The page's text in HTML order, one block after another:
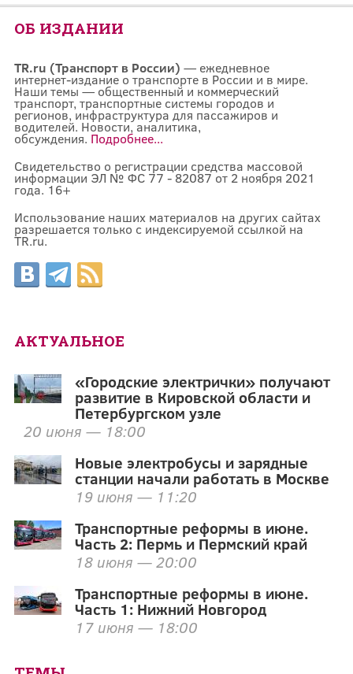
ОБ ИЗДАНИИ
TR.ru (Транспорт в России) — ежедневное
интернет-издание о транспорте в России и в мире.
Наши темы — общественный и коммерческий
транспорт, транспортные системы городов и
регионов, инфраструктура для пассажиров и
водителей. Новости, аналитика,
обсуждения. Подробнее...
Свидетельство о регистрации средства массовой
информации ЭЛ № ФС 77 - 82087 от 2 ноября 2021
года. 16+
Использование наших материалов на других сайтах
разрешается только с индексируемой ссылкой на
TR.ru.
АКТУАЛЬНОЕ
«Городские электрички» получают
развитие в Кировской области и
Петербургском узле
20 июня — 18:00
Новые электробусы и зарядные
станции начали работать в Москве
19 июня — 11:20
Транспортные реформы в июне.
Часть 2: Пермь и Пермский край
18 июня — 20:00
Транспортные реформы в июне.
Часть 1: Нижний Новгород
17 июня — 18:00